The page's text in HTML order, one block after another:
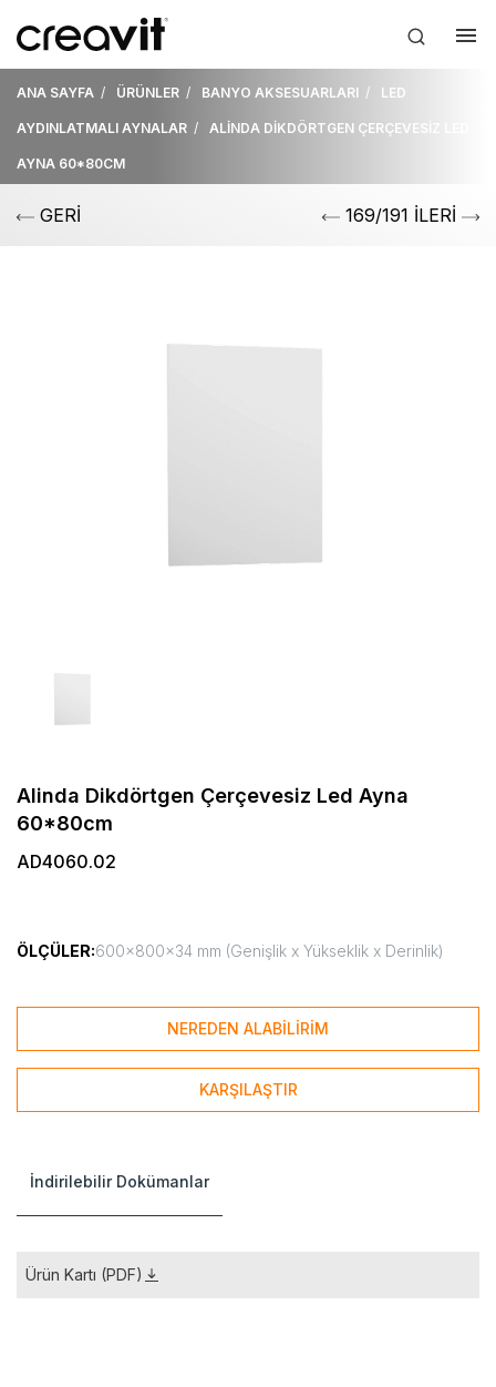
ANA SAYFA ÜRÜNLER BANYO AKSESUARLARI LED
AYDINLATMALI AYNALAR ALİNDA DİKDÖRTGEN ÇERÇEVESİZ LED
AYNA 60*80CM
GERİ 169/191 İLERİ
Alinda Dikdörtgen Çerçevesiz Led Ayna
60*80cm
AD4060.02
ÖLÇÜLER:600x800x34 mm (Genişlik x Yükseklik x Derinlik)
NEREDEN ALABİLİRİM
KARŞILAŞTIR
İndirilebilir Dokümanlar
Ürün Kartı (PDF)